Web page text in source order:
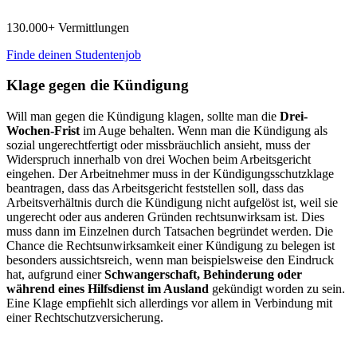
130.000+ Vermittlungen
Finde deinen Studentenjob
Klage gegen die Kündigung
Will man gegen die Kündigung klagen, sollte man die Drei-
Wochen-Frist im Auge behalten. Wenn man die Kündigung als
sozial ungerechtfertigt oder missbräuchlich ansieht, muss der
Widerspruch innerhalb von drei Wochen beim Arbeitsgericht
eingehen. Der Arbeitnehmer muss in der Kündigungsschutzklage
beantragen, dass das Arbeitsgericht feststellen soll, dass das
Arbeitsverhältnis durch die Kündigung nicht aufgelöst ist, weil sie
ungerecht oder aus anderen Gründen rechtsunwirksam ist. Dies
muss dann im Einzelnen durch Tatsachen begründet werden. Die
Chance die Rechtsunwirksamkeit einer Kündigung zu belegen ist
besonders aussichtsreich, wenn man beispielsweise den Eindruck
hat, aufgrund einerSchwangerschaft, Behinderung oder
während eines Hilfsdienst im Ausland gekündigt worden zu sein.
Eine Klage empfiehlt sich allerdings vor allem in Verbindung mit
einer Rechtschutzversicherung.